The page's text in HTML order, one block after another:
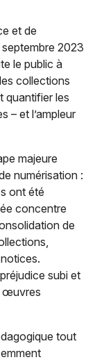
et de
2023
le public à
collections
quantifier les
– et l’ampleur
majeure
numérisation :
ont été
concentre
de
subi et
œuvres
tout